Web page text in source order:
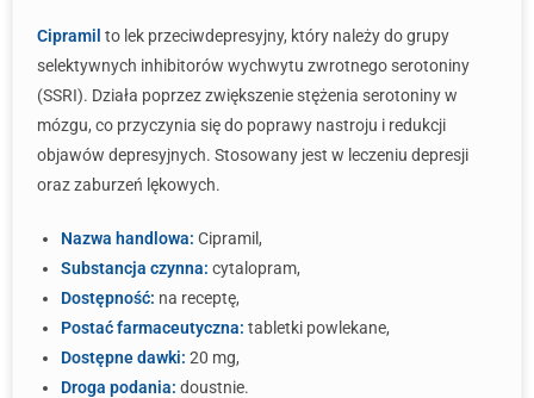
Cipramil to lek przeciwdepresyjny, który należy do grupy
selektywnych inhibitorów wychwytu zwrotnego serotoniny
(SSRI). Działa poprzez zwiększenie stężenia serotoniny w
mózgu, co przyczynia się do poprawy nastroju i redukcji
objawów depresyjnych. Stosowany jest w leczeniu depresji
oraz zaburzeń lękowych.
Nazwa handlowa: Cipramil,
Substancja czynna: cytalopram,
Dostępność: na receptę,
Postać farmaceutyczna: tabletki powlekane,
Dostępne dawki: 20 mg,
Droga podania: doustnie.